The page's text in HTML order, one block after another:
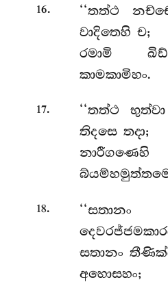
16.
‘‘තත්ථ
වාදිතෙහි ච;
රමාමි
කාමකාමිහං.
17.
‘‘තත්ථ
තිදසෙ තදා;
18.
සතානං
අහොසහං;